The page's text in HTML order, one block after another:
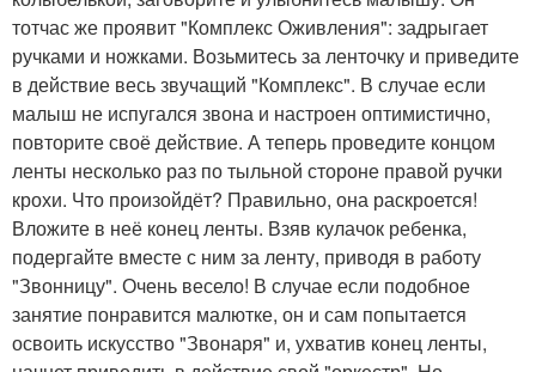
тотчас же проявит "Комплекс Оживления": задрыгает
ручками и ножками. Возьмитесь за ленточку и приведите
в действие весь звучащий "Комплекс". В случае если
малыш не испугался звона и настроен оптимистично,
повторите своё действие. А теперь проведите концом
ленты несколько раз по тыльной стороне правой ручки
крохи. Что произойдёт? Правильно, она раскроется!
Вложите в неё конец ленты. Взяв кулачок ребенка,
подергайте вместе с ним за ленту, приводя в работу
"Звонницу". Очень весело! В случае если подобное
занятие понравится малютке, он и сам попытается
освоить искусство "Звонаря" и, ухватив конец ленты,